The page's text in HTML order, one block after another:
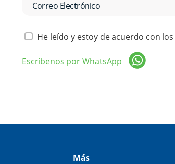
He leído y estoy de acuerdo con los
Escríbenos por WhatsApp
Más